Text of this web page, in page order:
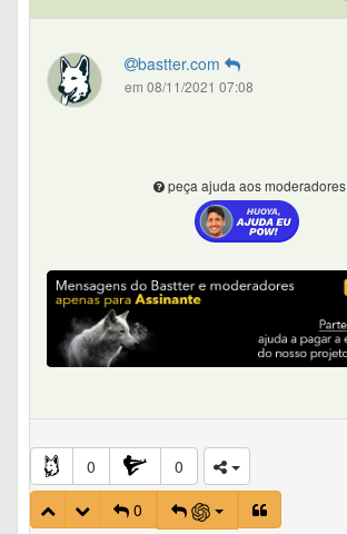
bastter.com
em 08/11/2021 07:08
peça ajuda aos moderadores
0
0
0